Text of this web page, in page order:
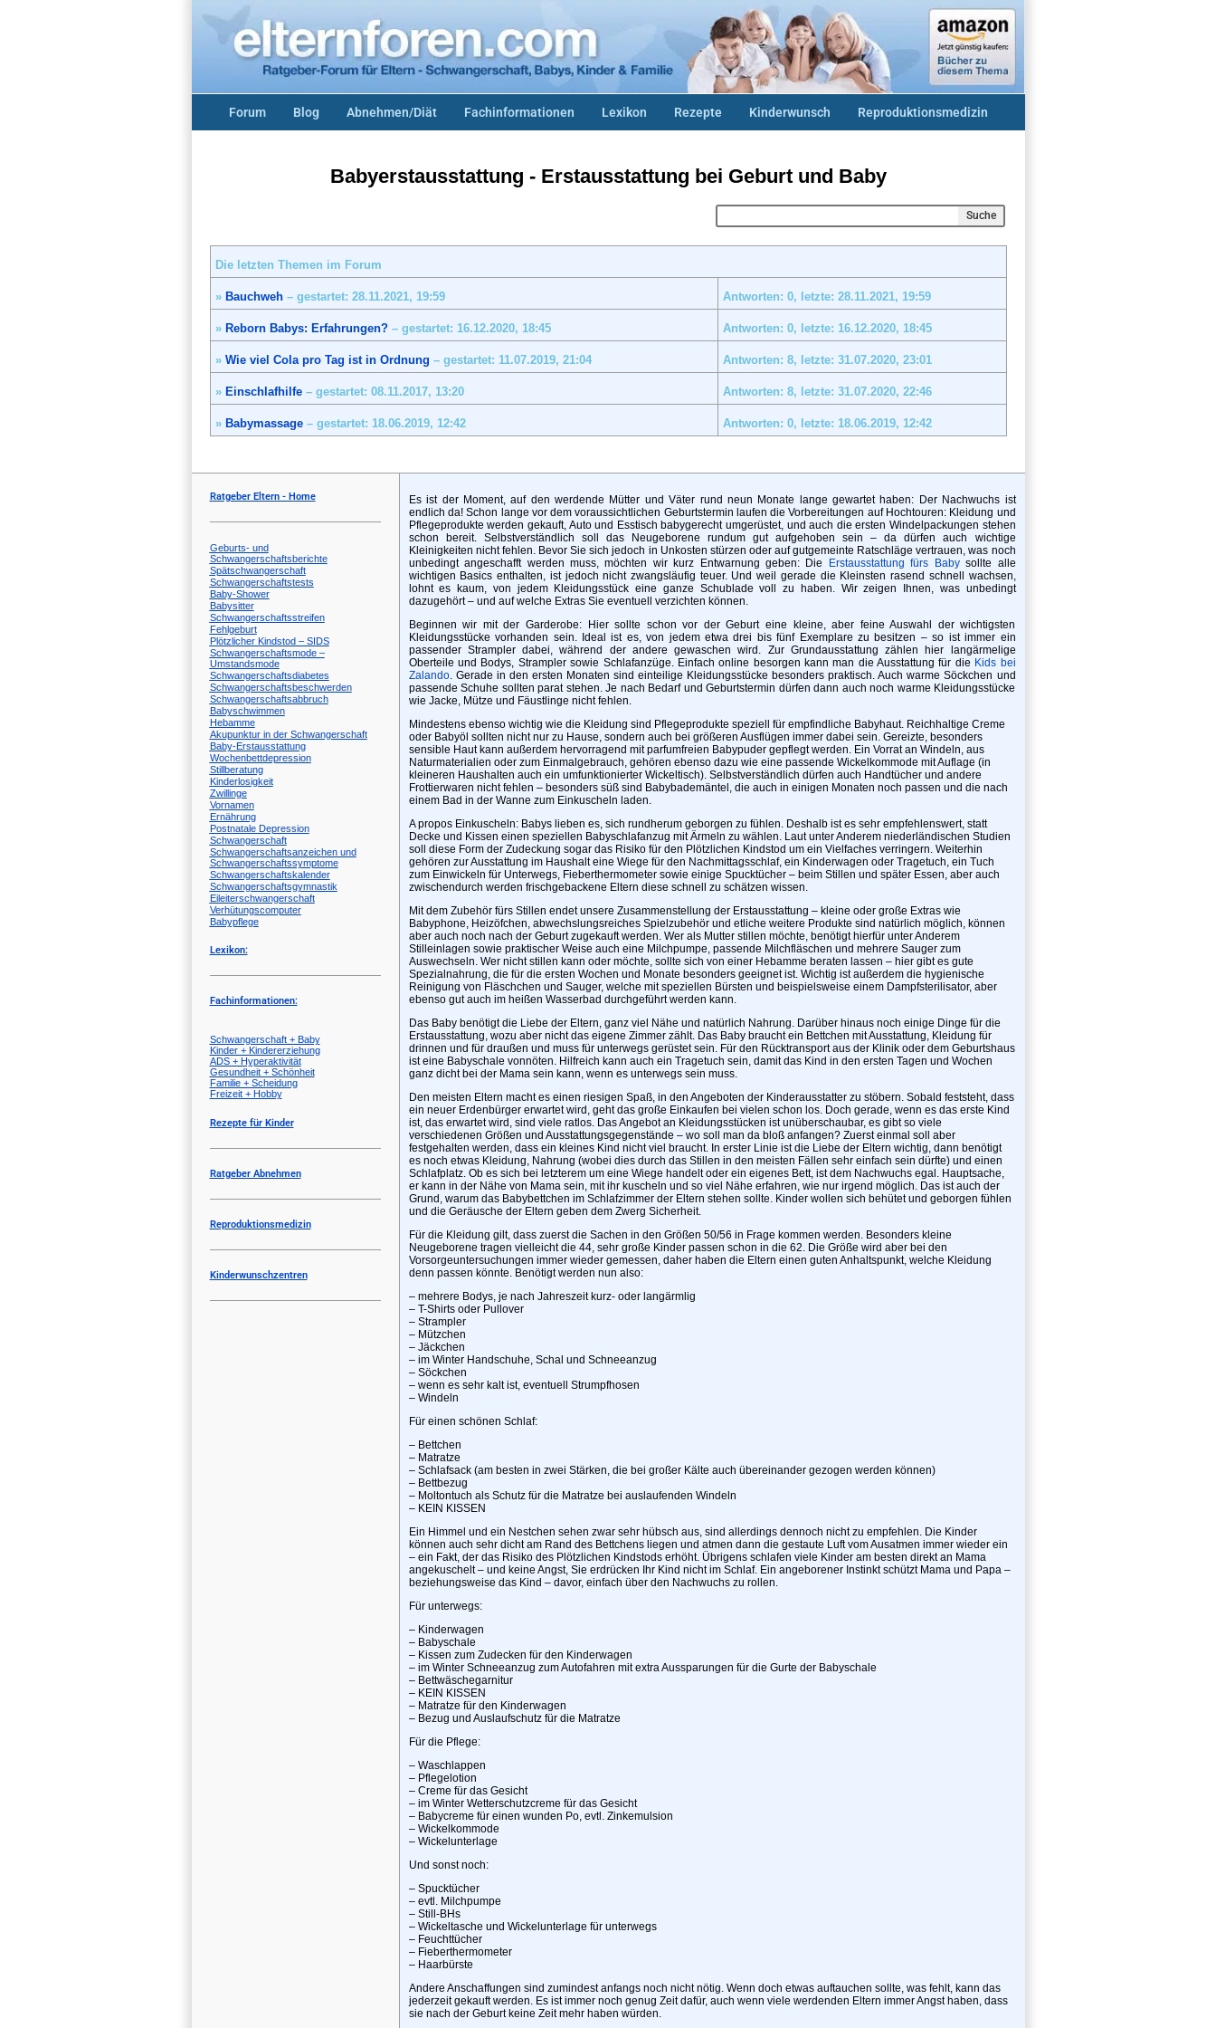
Forum Blog Abnehmen/Diät Fachinformationen Lexikon Rezepte Kinderwunsch Reproduktionsmedizin
Babyerstausstattung - Erstausstattung bei Geburt und Baby
Suche
Die letzten Themen im Forum
» Bauchweh– gestartet: 28.11.2021, 19:59 Antworten: 0, letzte: 28.11.2021, 19:59
» Reborn Babys: Erfahrungen?– gestartet: 16.12.2020, 18:45 Antworten: 0, letzte: 16.12.2020, 18:45
» Wie viel Cola pro Tag ist in Ordnung – gestartet: 11.07.2019, 21:04 Antworten: 8, letzte: 31.07.2020, 23:01
» Einschlafhilfe– gestartet: 08.11.2017, 13:20 Antworten: 8, letzte: 31.07.2020, 22:46
» Babymassage– gestartet: 18.06.2019, 12:42 Antworten: 0, letzte: 18.06.2019, 12:42
Ratgeber Eltern - Home
Geburts- und
Schwangerschaftsberichte
Spätschwangerschaft
Schwangerschaftstests
Baby-Shower
Babysitter
Schwangerschaftsstreifen
Fehlgeburt
Plötzlicher Kindstod – SIDS
Schwangerschaftsmode –
Umstandsmode
Schwangerschaftsdiabetes
Schwangerschaftsbeschwerden
Schwangerschaftsabbruch
Babyschwimmen
Hebamme
Akupunktur in der Schwangerschaft
Baby-Erstausstattung
Wochenbettdepression
Stillberatung
Kinderlosigkeit
Zwillinge
Vornamen
Ernährung
Postnatale Depression
Schwangerschaft
Schwangerschaftsanzeichen und
Schwangerschaftssymptome
Schwangerschaftskalender
Schwangerschaftsgymnastik
Eileiterschwangerschaft
Verhütungscomputer
Babypflege
Lexikon:
Fachinformationen:
Schwangerschaft + Baby
Kinder + Kindererziehung
ADS + Hyperaktivität
Gesundheit + Schönheit
Familie + Scheidung
Freizeit + Hobby
Rezepte für Kinder
Ratgeber Abnehmen
Reproduktionsmedizin
Kinderwunschzentren
Es ist der Moment, auf den werdende Mütter und Väter rund neun Monate lange gewartet haben: Der Nachwuchs ist
endlich da! Schon lange vor dem voraussichtlichen Geburtstermin laufen die Vorbereitungen auf Hochtouren: Kleidung und
Pflegeprodukte werden gekauft, Auto und Esstisch babygerecht umgerüstet, und auch die ersten Windelpackungen stehen
schon bereit. Selbstverständlich soll das Neugeborene rundum gut aufgehoben sein – da dürfen auch wichtige
Kleinigkeiten nicht fehlen. Bevor Sie sich jedoch in Unkosten stürzen oder auf gutgemeinte Ratschläge vertrauen, was noch
unbedingt angeschafft werden muss, möchten wir kurz Entwarnung geben: Die Erstausstattung fürs Babysollte alle
wichtigen Basics enthalten, ist jedoch nicht zwangsläufig teuer. Und weil gerade die Kleinsten rasend schnell wachsen,
lohnt es kaum, von jedem Kleidungsstück eine ganze Schublade voll zu haben. Wir zeigen Ihnen, was unbedingt
dazugehört – und auf welche Extras Sie eventuell verzichten können.
Beginnen wir mit der Garderobe: Hier sollte schon vor der Geburt eine kleine, aber feine Auswahl der wichtigsten
Kleidungsstücke vorhanden sein. Ideal ist es, von jedem etwa drei bis fünf Exemplare zu besitzen – so ist immer ein
passender Strampler dabei, während der andere gewaschen wird. Zur Grundausstattung zählen hier langärmelige
Oberteile und Bodys, Strampler sowie Schlafanzüge. Einfach online besorgen kann man die Ausstattung für die Kids bei
Zalando. Gerade in den ersten Monaten sind einteilige Kleidungsstücke besonders praktisch. Auch warme Söckchen und
passende Schuhe sollten parat stehen. Je nach Bedarf und Geburtstermin dürfen dann auch noch warme Kleidungsstücke
wie Jacke, Mütze und Fäustlinge nicht fehlen.
Mindestens ebenso wichtig wie die Kleidung sind Pflegeprodukte speziell für empfindliche Babyhaut. Reichhaltige Creme
oder Babyöl sollten nicht nur zu Hause, sondern auch bei größeren Ausflügen immer dabei sein. Gereizte, besonders
sensible Haut kann außerdem hervorragend mit parfumfreien Babypuder gepflegt werden. Ein Vorrat an Windeln, aus
Naturmaterialien oder zum Einmalgebrauch, gehören ebenso dazu wie eine passende Wickelkommode mit Auflage (in
kleineren Haushalten auch ein umfunktionierter Wickeltisch). Selbstverständlich dürfen auch Handtücher und andere
Frottierwaren nicht fehlen – besonders süß sind Babybademäntel, die auch in einigen Monaten noch passen und die nach
einem Bad in der Wanne zum Einkuscheln laden.
A propos Einkuscheln: Babys lieben es, sich rundherum geborgen zu fühlen. Deshalb ist es sehr empfehlenswert, statt
Decke und Kissen einen speziellen Babyschlafanzug mit Ärmeln zu wählen. Laut unter Anderem niederländischen Studien
soll diese Form der Zudeckung sogar das Risiko für den Plötzlichen Kindstod um ein Vielfaches verringern. Weiterhin
gehören zur Ausstattung im Haushalt eine Wiege für den Nachmittagsschlaf, ein Kinderwagen oder Tragetuch, ein Tuch
zum Einwickeln für Unterwegs, Fieberthermometer sowie einige Spucktücher – beim Stillen und später Essen, aber auch
zwischendurch werden frischgebackene Eltern diese schnell zu schätzen wissen.
Mit dem Zubehör fürs Stillen endet unsere Zusammenstellung der Erstausstattung – kleine oder große Extras wie
Babyphone, Heizöfchen, abwechslungsreiches Spielzubehör und etliche weitere Produkte sind natürlich möglich, können
aber auch noch nach der Geburt zugekauft werden. Wer als Mutter stillen möchte, benötigt hierfür unter Anderem
Stilleinlagen sowie praktischer Weise auch eine Milchpumpe, passende Milchfläschen und mehrere Sauger zum
Auswechseln. Wer nicht stillen kann oder möchte, sollte sich von einer Hebamme beraten lassen – hier gibt es gute
Spezialnahrung, die für die ersten Wochen und Monate besonders geeignet ist. Wichtig ist außerdem die hygienische
Reinigung von Fläschchen und Sauger, welche mit speziellen Bürsten und beispielsweise einem Dampfsterilisator, aber
ebenso gut auch im heißen Wasserbad durchgeführt werden kann.
Das Baby benötigt die Liebe der Eltern, ganz viel Nähe und natürlich Nahrung. Darüber hinaus noch einige Dinge für die
Erstausstattung, wozu aber nicht das eigene Zimmer zählt. Das Baby braucht ein Bettchen mit Ausstattung, Kleidung für
drinnen und für draußen und muss für unterwegs gerüstet sein. Für den Rücktransport aus der Klinik oder dem Geburtshaus
ist eine Babyschale vonnöten. Hilfreich kann auch ein Tragetuch sein, damit das Kind in den ersten Tagen und Wochen
ganz dicht bei der Mama sein kann, wenn es unterwegs sein muss.
Den meisten Eltern macht es einen riesigen Spaß, in den Angeboten der Kinderausstatter zu stöbern. Sobald feststeht, dass
ein neuer Erdenbürger erwartet wird, geht das große Einkaufen bei vielen schon los. Doch gerade, wenn es das erste Kind
ist, das erwartet wird, sind viele ratlos. Das Angebot an Kleidungsstücken ist unüberschaubar, es gibt so viele
verschiedenen Größen und Ausstattungsgegenstände – wo soll man da bloß anfangen? Zuerst einmal soll aber
festgehalten werden, dass ein kleines Kind nicht viel braucht. In erster Linie ist die Liebe der Eltern wichtig, dann benötigt
es noch etwas Kleidung, Nahrung (wobei dies durch das Stillen in den meisten Fällen sehr einfach sein dürfte) und einen
Schlafplatz. Ob es sich bei letzterem um eine Wiege handelt oder ein eigenes Bett, ist dem Nachwuchs egal. Hauptsache,
er kann in der Nähe von Mama sein, mit ihr kuscheln und so viel Nähe erfahren, wie nur irgend möglich. Das ist auch der
Grund, warum das Babybettchen im Schlafzimmer der Eltern stehen sollte. Kinder wollen sich behütet und geborgen fühlen
und die Geräusche der Eltern geben dem Zwerg Sicherheit.
Für die Kleidung gilt, dass zuerst die Sachen in den Größen 50/56 in Frage kommen werden. Besonders kleine
Neugeborene tragen vielleicht die 44, sehr große Kinder passen schon in die 62. Die Größe wird aber bei den
Vorsorgeuntersuchungen immer wieder gemessen, daher haben die Eltern einen guten Anhaltspunkt, welche Kleidung
denn passen könnte. Benötigt werden nun also:
– mehrere Bodys, je nach Jahreszeit kurz- oder langärmlig
– T-Shirts oder Pullover
– Strampler
– Mützchen
– Jäckchen
– im Winter Handschuhe, Schal und Schneeanzug
– Söckchen
– wenn es sehr kalt ist, eventuell Strumpfhosen
– Windeln
Für einen schönen Schlaf:
– Bettchen
– Matratze
– Schlafsack (am besten in zwei Stärken, die bei großer Kälte auch übereinander gezogen werden können)
– Bettbezug
– Moltontuch als Schutz für die Matratze bei auslaufenden Windeln
– KEIN KISSEN
Ein Himmel und ein Nestchen sehen zwar sehr hübsch aus, sind allerdings dennoch nicht zu empfehlen. Die Kinder
können auch sehr dicht am Rand des Bettchens liegen und atmen dann die gestaute Luft vom Ausatmen immer wieder ein
– ein Fakt, der das Risiko des Plötzlichen Kindstods erhöht. Übrigens schlafen viele Kinder am besten direkt an Mama
angekuschelt – und keine Angst, Sie erdrücken Ihr Kind nicht im Schlaf. Ein angeborener Instinkt schützt Mama und Papa –
beziehungsweise das Kind – davor, einfach über den Nachwuchs zu rollen.
Für unterwegs:
– Kinderwagen
– Babyschale
– Kissen zum Zudecken für den Kinderwagen
– im Winter Schneeanzug zum Autofahren mit extra Aussparungen für die Gurte der Babyschale
– Bettwäschegarnitur
– KEIN KISSEN
– Matratze für den Kinderwagen
– Bezug und Auslaufschutz für die Matratze
Für die Pflege:
– Waschlappen
– Pflegelotion
– Creme für das Gesicht
– im Winter Wetterschutzcreme für das Gesicht
– Babycreme für einen wunden Po, evtl. Zinkemulsion
– Wickelkommode
– Wickelunterlage
Und sonst noch:
– Spucktücher
– evtl. Milchpumpe
– Still-BHs
– Wickeltasche und Wickelunterlage für unterwegs
– Feuchttücher
– Fieberthermometer
– Haarbürste
Andere Anschaffungen sind zumindest anfangs noch nicht nötig. Wenn doch etwas auftauchen sollte, was fehlt, kann das
jederzeit gekauft werden. Es ist immer noch genug Zeit dafür, auch wenn viele werdenden Eltern immer Angst haben, dass
sie nach der Geburt keine Zeit mehr haben würden.